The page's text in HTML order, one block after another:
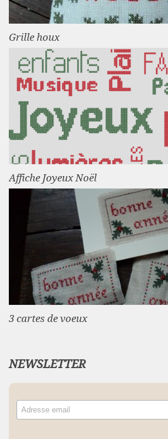
Grille houx
Affiche Joyeux Noël
3 cartes de voeux
NEWSLETTER